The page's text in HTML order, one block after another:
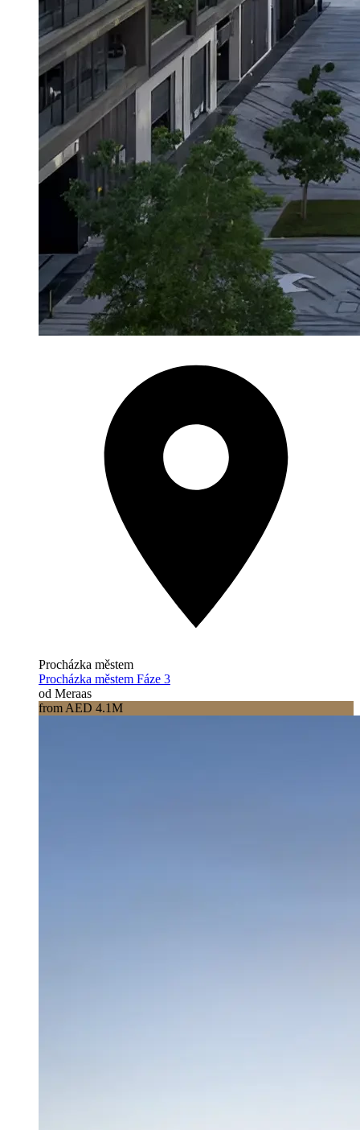
Procházka městem
Procházka městem Fáze 3
od Meraas
from AED 4.1M